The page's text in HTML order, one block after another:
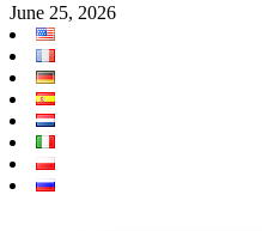
June 25, 2026